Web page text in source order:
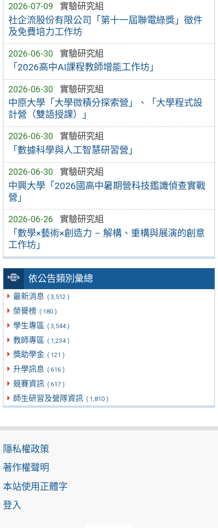
2026-07-09 實驗研究組
社企流股份有限公司「第十一屆聯電綠獎」徵件
及免費培力工作坊
2026-06-30 實驗研究組
「2026高中AI課程教師增能工作坊」
2026-06-30 實驗研究組
中原大學「大學微積分探索營」、「大學程式設
計營（雙語授課）」
2026-06-30 實驗研究組
「數據科學與人工智慧研習營」
2026-06-30 實驗研究組
中興大學「2026國高中暑期營科技鑑識偵查實戰
營」
2026-06-26 實驗研究組
「數學×藝術×創造力 – 解構、重構與展演的創意
工作坊」
依公告類別彙總
最新消息 ( 3,512 )
榮譽榜 ( 180 )
學生專區 ( 3,544 )
教師專區 ( 1,234 )
獎助學金 ( 121 )
升學訊息 ( 616 )
競賽資訊 ( 617 )
師生研習及營隊資訊 ( 1,810 )
隱私權政策
著作權聲明
本站使用正體字
登入